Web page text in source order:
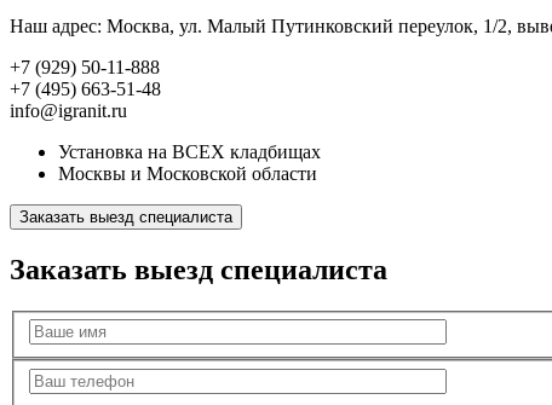
Наш адрес: Москва, ул. Малый Путинковский переулок, 1/2,
+7 (929) 50-11-888
+7 (495) 663-51-48
info@igranit.ru
Установка на ВСЕХ кладбищах
Москвы и Московской области
Заказать выезд специалиста
Заказать выезд специалиста